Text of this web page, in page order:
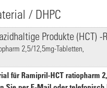
/ DHPC
2,5/12,5mg-Tabletten,
für Ramipril-HCT ratiopharm